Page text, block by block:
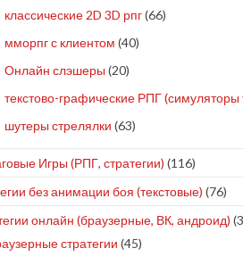
классические 2D 3D рпг(66)
мморпг с клиентом (40)
Онлайн слэшеры (20)
текстово-графические РПГ
шутеры стрелялки (63)
Игры (РПГ, стратегии) (116)
без анимации боя (текстовые) (76)
онлайн (браузерные, ВК, андроид)
стратегии (45)